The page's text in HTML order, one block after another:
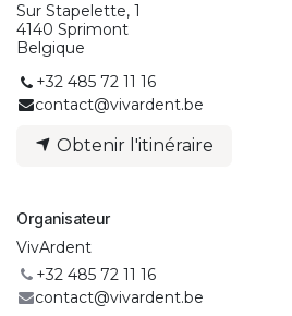
Sur Stapelette, 1
4140 Sprimont
Belgique
+32 485 72 11 16
contact@vivardent.be
Obtenir l'itinéraire
Organisateur
VivArdent
+32 485 72 11 16
contact@vivardent.be